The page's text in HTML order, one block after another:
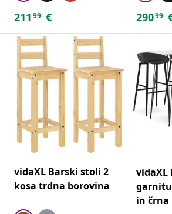
211 99 € 29099
vidaXL Barski stoli 2
kosa trdna borovina
vidaXL
in črna